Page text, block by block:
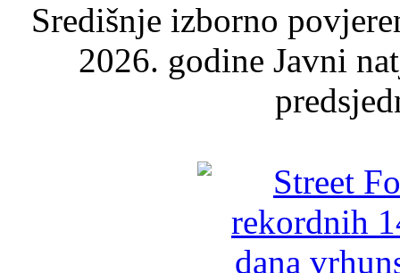
Središnje izborno
2026. godine Javni